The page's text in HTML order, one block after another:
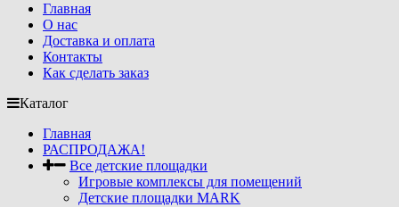
Главная
О нас
Доставка и оплата
Контакты
Как сделать заказ
Каталог
Главная
РАСПРОДАЖА!
Все детские площадки
Игровые комплексы для помещений
Детские площадки MARK